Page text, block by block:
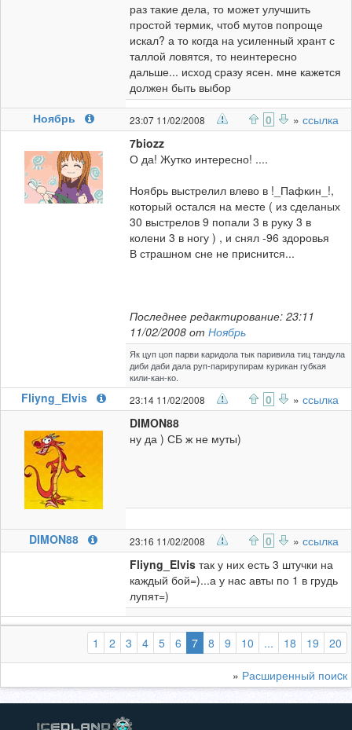
раз такие дела, то может улучшить
простой термик, чтоб мутов попроще
искал? а то когда на усиленный хрант с
таллой ловятся, то неинтересно
дальше... исход сразу ясен. мне кажется
должен быть выбор
Ноябрь
23:07 11/02/2008 0 » ссылка
7biozz
О да! Жутко интересно! ....
Ноябрь выстрелил влево в !_Пафкин_!,
который остался на месте ( из сделаных
30 выстрелов 9 попали 3 в руку 3 в
колени 3 в ногу ) , и снял -96 здоровья
В страшном сне не приснится...
Последнее редактирование: 23:11
11/02/2008 от Ноябрь
Як цуп цоп парви каридола тык паривила тиц тандула
диби даби дала руп-парирупирам курикан губкая
кили-кан-ко.
Fliyng_Elvis 23:14 11/02/2008 0 » ссылка
DIMON88
ну да ) СБ ж не муты)
DIMON88 23:16 11/02/2008 0 » ссылка
Fliyng_Elvis так у них есть 3 штучки на
каждый бой=)...а у нас авты по 1 в грудь
лупят=)
1 2 3 4 5 6 7(выбранная)
8 9 10 ... 18 19 20
» Расширенный поиcк